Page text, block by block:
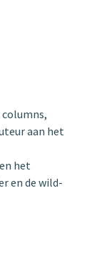
aan het
het
en de wild-